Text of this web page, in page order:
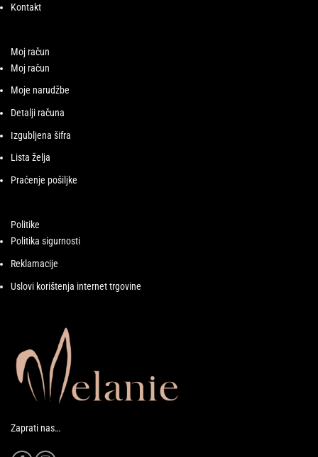
Kontakt
Moj račun
Moj račun
Moje narudžbe
Detalji računa
Izgubljena šifra
Lista želja
Praćenje pošiljke
Politike
Politika sigurnosti
Reklamacije
Uslovi korištenja internet trgovine
Zaprati nas…